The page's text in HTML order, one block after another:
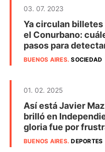
03. 07. 2023
Ya circulan
el Conurbano:
pasos para
BUENOS AIRES.SOCIEDAD
01. 02. 2025
Así está Javier
brilló en
gloria fue por
BUENOS AIRES.DEPORTES